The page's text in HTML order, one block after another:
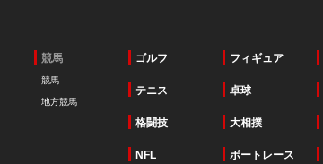
競馬
競馬
地方競馬
ゴルフ フィギュア
テニス 卓球
格闘技 大相撲
NFL ボートレース